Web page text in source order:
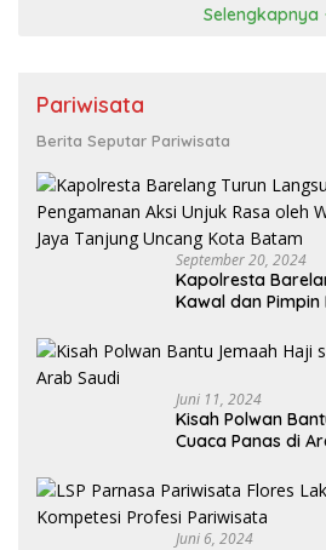
Selengkapnya
Pariwisata
Berita Seputar Pariwisata
September 20, 2024
Kapolresta
Kawal dan
Jaya Tanjung
Juni 11, 2024
Kisah Polwan
Cuaca Panas di
Juni 6, 2024